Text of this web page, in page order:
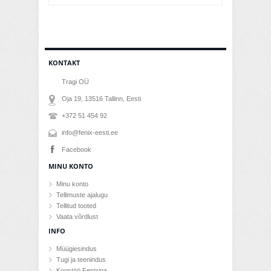
KONTAKT
Tragi OÜ
Oja 19, 13516 Tallinn , Eesti
+372 51 454 92
info@fenix-eesti.ee
Facebook
MINU KONTO
Minu konto
Tellimuste ajalugu
Tellitud tooted
Vaata võrdlust
INFO
Müügiesindus
Tugi ja teenindus